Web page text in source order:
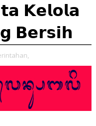
𝗞𝗲𝗹𝗼𝗹𝗮
𝗕𝗲𝗿𝘀𝗶𝗵